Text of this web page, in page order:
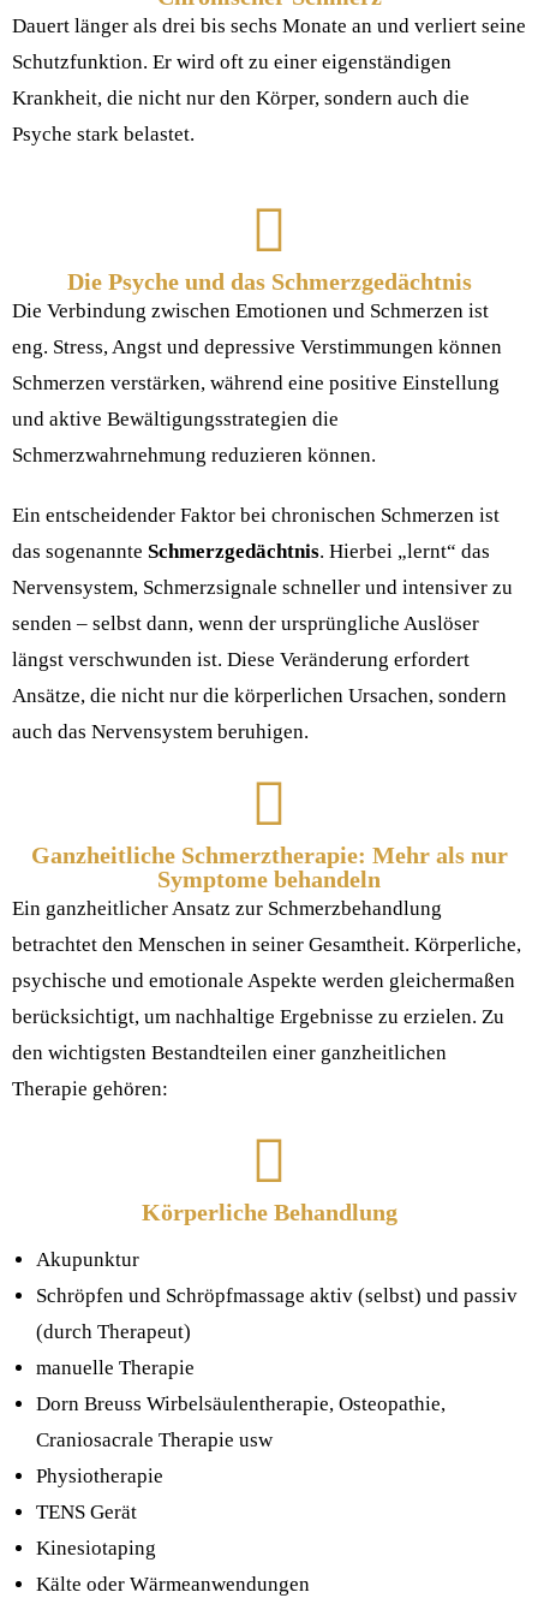
Dauert länger als drei bis sechs Monate an und verliert seine
Schutzfunktion. Er wird oft zu einer eigenständigen
Krankheit, die nicht nur den Körper, sondern auch die
Psyche stark belastet.
Die Psyche und das Schmerzgedächtnis
Die Verbindung zwischen Emotionen und Schmerzen ist
eng. Stress, Angst und depressive Verstimmungen können
Schmerzen verstärken, während eine positive Einstellung
und aktive Bewältigungsstrategien die
Schmerzwahrnehmung reduzieren können.
Ein entscheidender Faktor bei chronischen Schmerzen ist
das sogenannte Schmerzgedächtnis. Hierbei „lernt“ das
Nervensystem, Schmerzsignale schneller und intensiver zu
senden – selbst dann, wenn der ursprüngliche Auslöser
längst verschwunden ist. Diese Veränderung erfordert
Ansätze, die nicht nur die körperlichen Ursachen, sondern
auch das Nervensystem beruhigen.
Ganzheitliche Schmerztherapie: Mehr als nur
Symptome behandeln
Ein ganzheitlicher Ansatz zur Schmerzbehandlung
betrachtet den Menschen in seiner Gesamtheit. Körperliche,
psychische und emotionale Aspekte werden gleichermaßen
berücksichtigt, um nachhaltige Ergebnisse zu erzielen. Zu
den wichtigsten Bestandteilen einer ganzheitlichen
Therapie gehören:
Körperliche Behandlung
Akupunktur
Schröpfen und Schröpfmassage aktiv (selbst) und passiv
(durch Therapeut)
manuelle Therapie
Dorn Breuss Wirbelsäulentherapie, Osteopathie,
Craniosacrale Therapie usw
Physiotherapie
TENS Gerät
Kinesiotaping
Kälte oder Wärmeanwendungen